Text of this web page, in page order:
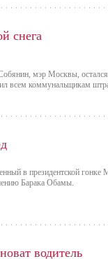
снега
мэр Москвы, остался
всем коммунальщикам
в президентской
Барака Обамы.
водитель